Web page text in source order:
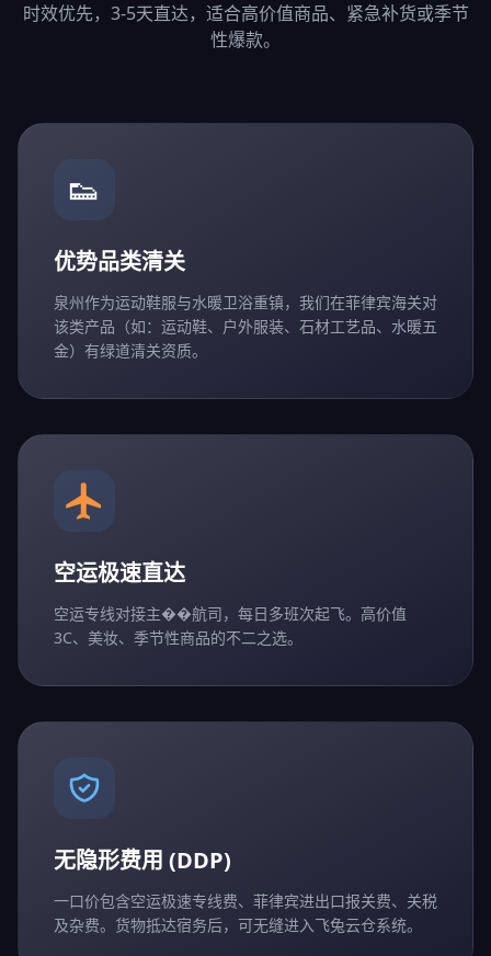
时效优先，3-5天直达，适合高价值商品、紧急补货或季节
性爆款。
👟
优势品类清关
泉州作为运动鞋服与水暖卫浴重镇，我们在菲律宾海关对
该类产品（如：运动鞋、户外服装、石材工艺品、水暖五
金）有绿道清关资质。
空运极速直达
空运专线对接主��航司，每日多班次起飞。高价值
3C、美妆、季节性商品的不二之选。
无隐形费用 (DDP)
一口价包含空运极速专线费、菲律宾进出口报关费、关税
及杂费。货物抵达宿务后，可无缝进入飞兔云仓系统。